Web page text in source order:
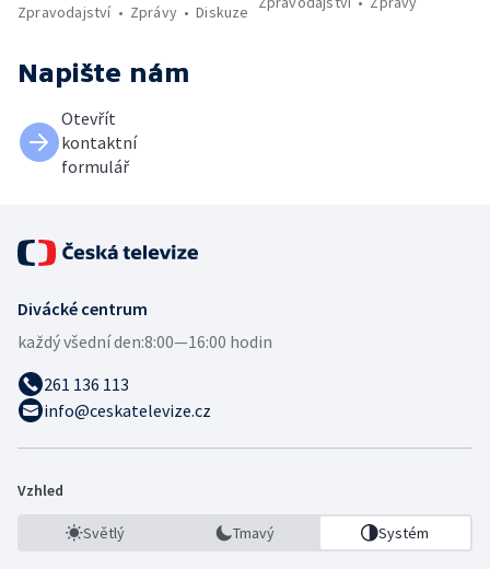
Zpravodajství
Zprávy Diskuze
Napište nám
Otevřít
kontaktní
formulář
Divácké centrum
každý všední den:8:00—16:00 hodin
261 136 113
info@ceskatelevize.cz
Vzhled
Světlý Tmavý Systém